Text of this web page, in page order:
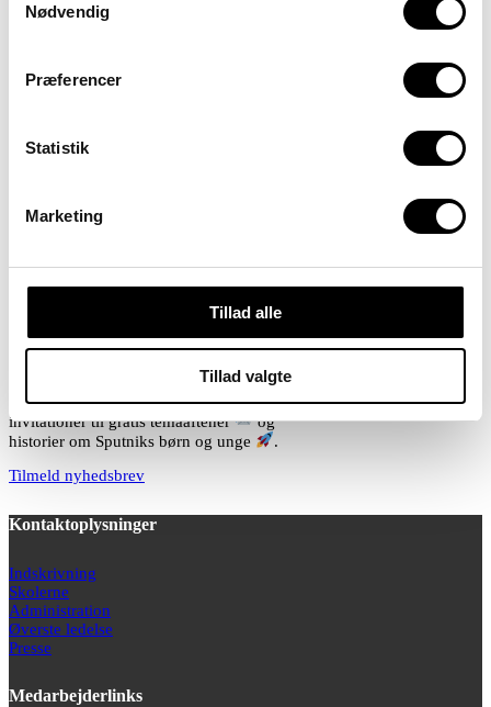
Nødvendig
Præferencer
Statistik
Marketing
Tillad alle
Tillad valgte
Hjem 1. oktober 2019
1. oktober 2019
Kontakt os
51 78 46 26/
Få fagartikler , kursustilbud
,
invitationer til gratis temaaftener
og
historier om Sputniks børn og unge
.
Tilmeld nyhedsbrev
Kontaktoplysninger
Indskrivning
Skolerne
Administration
Øverste ledelse
Presse
Medarbejderlinks